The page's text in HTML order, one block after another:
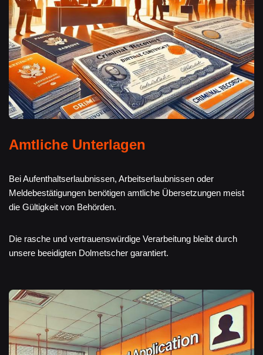
Amtliche Unterlagen
Bei Aufenthaltserlaubnissen, Arbeitserlaubnissen oder
Meldebestätigungen benötigen amtliche Übersetzungen meist
die Gültigkeit von Behörden.
Die rasche und vertrauenswürdige Verarbeitung bleibt durch
unsere beeidigten Dolmetscher garantiert.